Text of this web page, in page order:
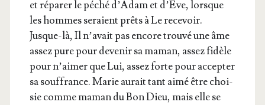
et répa­rer le péché d’A­dam et d’Ève, lorsque
les hommes seraient prêts à Le rece­voir.
Jusque-là, Il n’a­vait pas encore trou­vé une âme
assez pure pour deve­nir sa maman, assez fidèle
pour n’ai­mer que Lui, assez forte pour accep­ter
sa souf­france. Marie aurait tant aimé être choi­
sie comme maman du Bon Dieu, mais elle se